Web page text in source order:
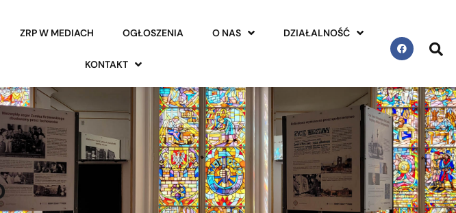
ZRP W MEDIACH OGŁOSZENIA O NAS DZIAŁALNOŚĆ
KONTAKT